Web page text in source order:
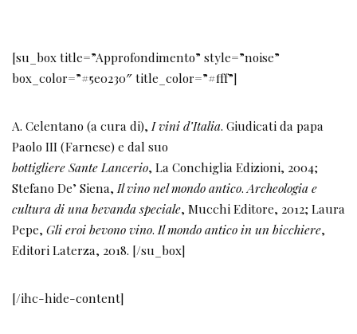
[su_box title=”Approfondimento” style=”noise”
box_color=”#5e0230″ title_color=”#fff”]
A. Celentano (a cura di),I vini d’Italia. Giudicati da papa
Paolo III (Farnese) e dal suo
bottigliere Sante Lancerio, La Conchiglia Edizioni, 2004;
Stefano De’ Siena,Il vino nel mondo antico.Archeologia e
cultura di una bevanda speciale, Mucchi Editore, 2012; Laura
Pepe, Gli eroi bevono vino.Il mondo antico in un bicchiere,
Editori Laterza, 2018. [/su_box]
[/ihc-hide-content]